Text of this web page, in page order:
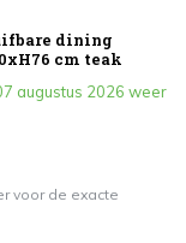
dining
cm teak
augustus 2026 weer
voor de exacte